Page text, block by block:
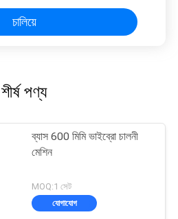
চালিয়ে
শীর্ষ পণ্য
ব্যাস 600 মিমি ভাইব্রো চালনী
মেশিন
MOQ:1 সেট
যোগাযোগ